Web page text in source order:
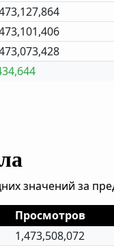
значений за
Просмотров
1,473,508,072